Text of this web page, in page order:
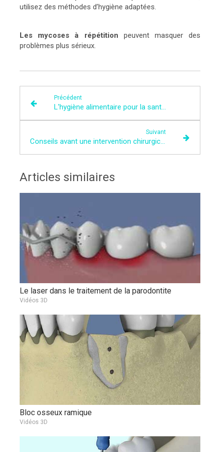
utilisez des méthodes d’hygiène adaptées.
Les mycoses à répétition peuvent masquer des
problèmes plus sérieux.
Précédent
L'hygiène alimentaire pour la santé des dents
Suivant
Conseils avant une intervention chirurgicale dentaire
Articles similaires
Le laser dans le traitement de la parodontite
Vidéos 3D
Bloc osseux ramique
Vidéos 3D